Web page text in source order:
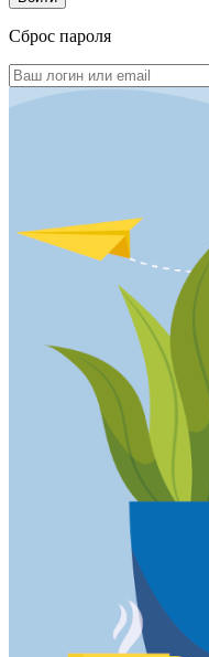
Сброс пароля